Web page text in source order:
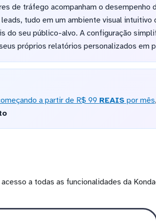
de tráfego acompanham o desempenho
tudo em um ambiente visual
do seu público-alvo. A configuração
próprios relatórios personalizados em
a partir de R$ 99 REAIS por mês
acesso a todas as funcionalidades da